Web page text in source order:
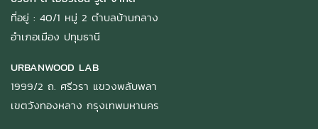
ที่อยู่ : 40/1 หมู่ 2 ตำบลบ้านกลาง
อำเภอเมือง ปทุมธานี
URBANWOOD LAB
1999/2 ถ. ศรีวรา แขวงพลับพลา
เขตวังทองหลาง กรุงเทพมหานคร